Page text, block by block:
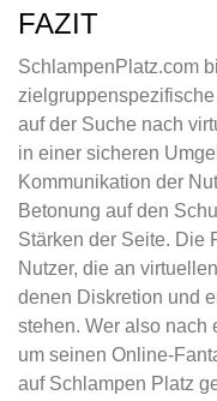
FAZIT
SchlampenPlatz.com
auf der Suche nach
in einer sicheren
Kommunikation der
Betonung auf den
Stärken der Seite. Die
Nutzer, die an
denen Diskretion und
stehen. Wer also nach
um seinen Online-
auf Schlampen Platz